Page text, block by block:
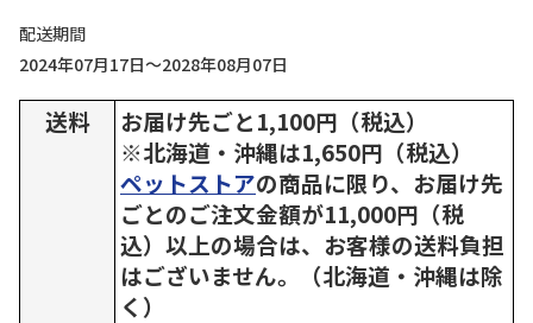
配送期間
2024年07月17日～2028年08月07日
送料
お届け先ごと1,100円（税込）
※北海道・沖縄は1,650円（税込）
ペットストアの商品に限り、お届け先
ごとのご注文金額が11,000円（税
込）以上の場合は、お客様の送料負担
はございません。（北海道・沖縄は除
く）